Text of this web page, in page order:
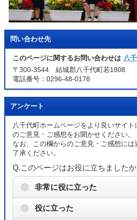
問い合わせ先
このページに関するお問い合わせは 八
〒300-3544 結城郡八千代町若1808
電話番号：0296-48-0178
アンケート
八千代町ホームページをより良いサイト
のご意見・ご感想をお聞かせください。
なお、この欄からのご意見・ご感想に
了承ください。
Q.このページはお役に立ちましたか
非常に役に立った
役に立った